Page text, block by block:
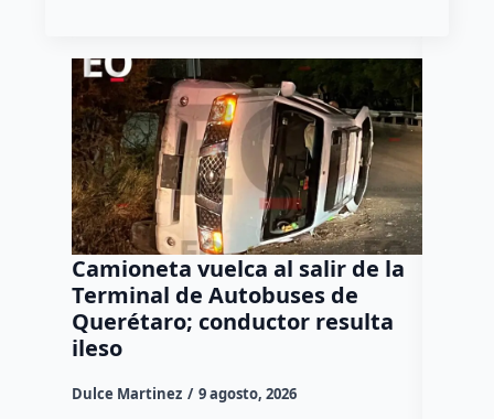
Camioneta vuelca al salir de la
Terminal de Autobuses de
Querétaro; conductor resulta
ileso
Dulce Martinez 9 agosto, 2026